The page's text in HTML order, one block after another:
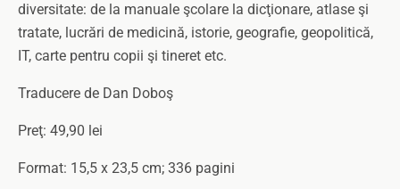
diversitate: de la manuale şcolare la dicţionare, atlase şi
tratate, lucrări de medicină, istorie, geografie, geopolitică,
IT, carte pentru copii şi tineret etc.
Traducere de Dan Doboş
Preţ: 49,90 lei
Format: 15,5 x 23,5 cm; 336 pagini